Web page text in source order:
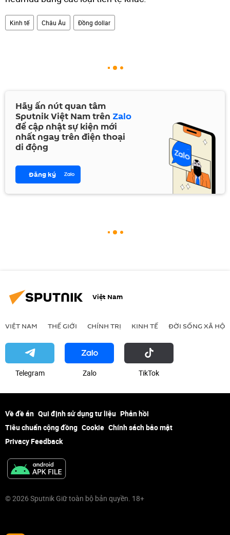
Kinh tế Châu Âu Đồng dollar
Hãy ấn nút quan tâm
Sputnik Việt Nam trên Zalo
để cập nhật sự kiện mới
nhất ngay trên điện thoại
di động
Đăng ký
Việt Nam
VIỆT NAM THẾ GIỚI CHÍNH TRỊ KINH TẾ ĐỜI SỐNG XÃ HỘI
Telegram Zalo ТikТоk
Về đề án Qui định sử dụng tư liệu Phản hồi
Tiêu chuẩn cộng đồng Cookie Chính sách bảo mật
Privacy Feedback
© 2026 Sputnik Giữ toàn bộ bản quyền. 18+